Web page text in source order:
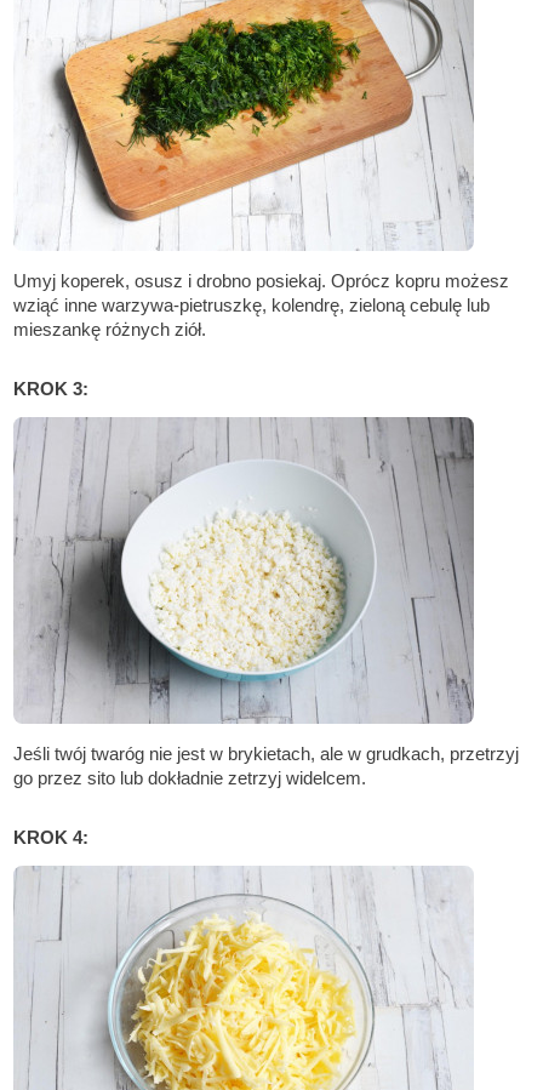
Umyj koperek, osusz i drobno posiekaj. Oprócz kopru możesz
wziąć inne warzywa-pietruszkę, kolendrę, zieloną cebulę lub
mieszankę różnych ziół.
KROK 3:
Jeśli twój twaróg nie jest w brykietach, ale w grudkach, przetrzyj
go przez sito lub dokładnie zetrzyj widelcem.
KROK 4: